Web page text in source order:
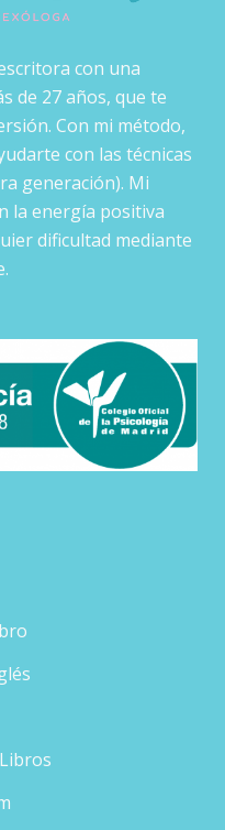
con una
de 27 años, que te
Con mi método,
con las técnicas
generación). Mi
la energía positiva
dificultad mediante